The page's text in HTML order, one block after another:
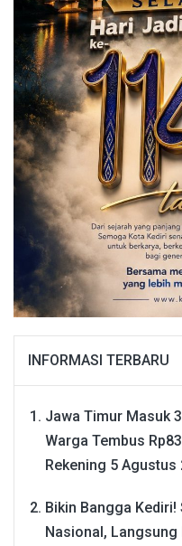
INFORMASI TERBARU
Jawa Timur Masuk
Warga Tembus
Rekening 5 Agustus
Bikin Bangga Kediri!
Nasional, Langsung